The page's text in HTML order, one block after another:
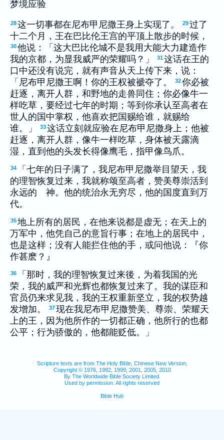
梦境应验
28这一切事都在尼布甲尼撒王身上实现了。 29过了
十二个月，王在巴比伦王宫的平顶上散步的时候，
30他说：「这大巴比伦城不是我用大能大力建造作
我的京都，为显我威严的荣耀吗？」
31这话在王的
口中还没有说完，就有声音从天上传下来，说：
「尼布甲尼撒王啊！你的王权被褫夺了。
32你必被
赶逐，离开人群，和野地的走兽同住；你必像牛一
样吃草，要经过七年的时期；等到你承认至高者在
世人的国中掌权，他喜欢把国赐给谁，就赐给
谁。」
33这话立刻就应验在尼布甲尼撒身上；他被
赶逐，离开人群，像牛一样吃草，身体被天露滴
湿，直到他的头发长得像鹰毛，指甲像鸟爪。
34
「七年的日子满了，我尼布甲尼撒举目望天，我
的理智恢复过来，我就称颂至高者，赞美尊崇活到
永远的 神。他的统治永无穷尽，他的国度直到万
代。
35地上所有的居民，在他来说都是虚无；在天上的
万军中，他凭自己的意旨行事；在地上的居民中，
也是这样；没有人能拦住他的手，或问他说：『你
作甚麽？』
36
「那时，我的理智恢复过来後，为着我国的光
荣，我的威严和光辉也都恢复过来了。我的谋臣和
官员仍来求见我，我的王权重新坚立，我的权势越
发增加。
37现在我尼布甲尼撒赞美、尊崇、荣耀天
上的王，因为他所作的一切都正确，他所行的也都
公平；行为骄傲的，他都能贬低。」
Scripture texts are from The Holy Bible, Chinese New Version,
Copyright © 1976, 1992, 1999, 2001, 2005, 2010
By The Worldwide Bible Society Limited.
Used by permission. All rights reserved
Bible Hub